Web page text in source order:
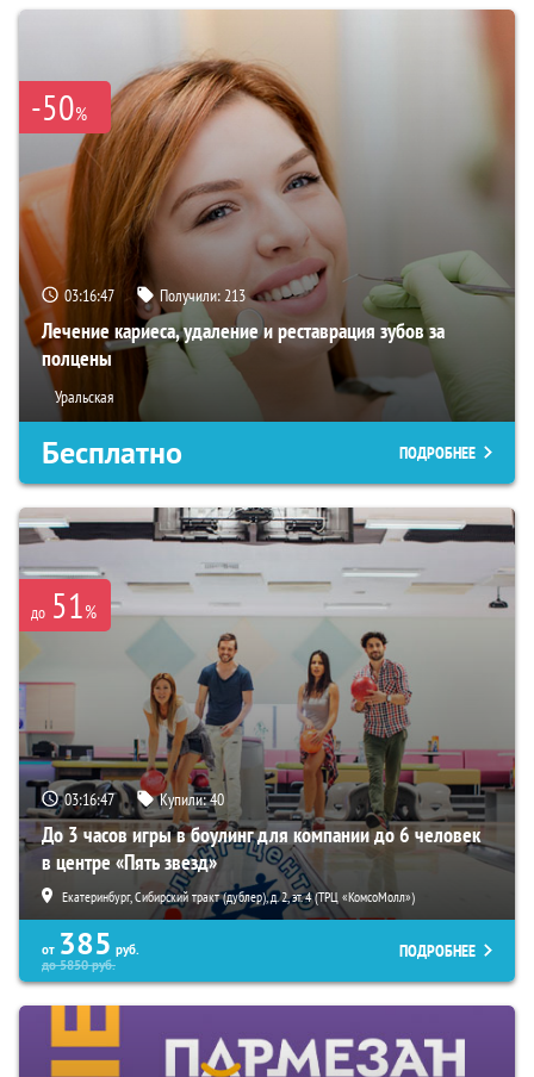
-50%
03:16:45 Получили:213
Лечение кариеса, удаление и реставрация зубов за
полцены
Уральская
Бесплатно ПОДРОБНЕЕ
до 51%
03:16:45 Купили:40
До 3 часов игры в боулинг для компании до 6 человек
в центре «Пять звезд»
Екатеринбург, Сибирский тракт (дублер), д. 2, эт. 4 (ТРЦ «КомсоМолл»)
от 385 руб.
до5850руб.
ПОДРОБНЕЕ